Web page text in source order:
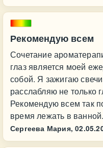
Рекомендую всем
Сочетание
глаз является моей
собой. Я зажигаю
расслабляю не только
Рекомендую всем так
время лежать в ванной.
Сергеева Мария,